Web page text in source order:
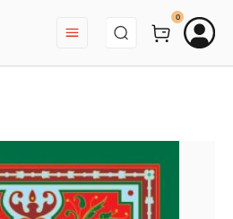
BEJELENTKEZÉS
0